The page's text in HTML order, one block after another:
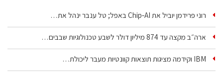
רוני פרידמן יוביל את Chip‑AI באפל; טל ענבר ינהל את…
ארה״ב מקצה עד 874 מיליון דולר לשבע טכנולוגיות שבבים…
IBM וקידמה מציגות תוצאות קוונטיות מעבר ליכולת…